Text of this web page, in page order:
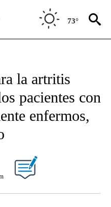
73°
la artritis
pacientes con
enfermos,